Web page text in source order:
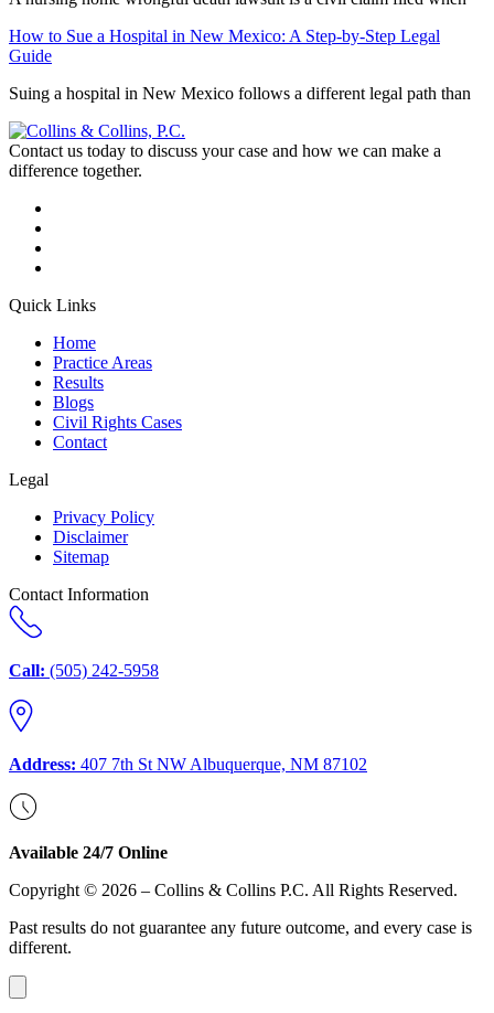
How to Sue a Hospital in New Mexico: A Step-by-Step Legal
Guide
Suing a hospital in New Mexico follows a different legal path than
Contact us today to discuss your case and how we can make a
difference together.
Quick Links
Home
Practice Areas
Results
Blogs
Civil Rights Cases
Contact
Legal
Privacy Policy
Disclaimer
Sitemap
Contact Information
Call: (505) 242-5958
Address: 407 7th St NW Albuquerque, NM 87102
Available 24/7 Online
Copyright © 2026 – Collins & Collins P.C. All Rights Reserved.
Past results do not guarantee any future outcome, and every case is
different.